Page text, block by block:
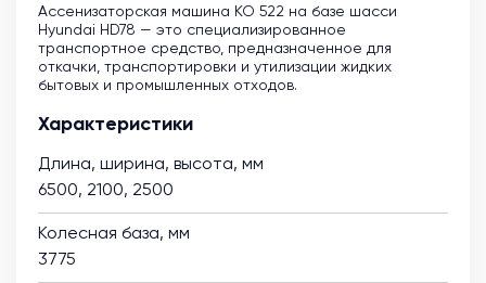
Ассенизаторская машина KO 522 на базе шасси
Hyundai HD78 — это специализированное
транспортное средство, предназначенное для
откачки, транспортировки и утилизации жидких
бытовых и промышленных отходов.
Характеристики
Длина, ширина, высота, мм
6500, 2100, 2500
Колесная база, мм
3775